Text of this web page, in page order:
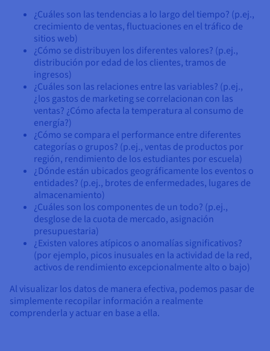
¿Cuáles son las tendencias a lo largo del tiempo? (p.ej.,
crecimiento de ventas, fluctuaciones en el tráfico de
sitios web)
¿Cómo se distribuyen los diferentes valores? (p.ej.,
distribución por edad de los clientes, tramos de
ingresos)
¿Cuáles son las relaciones entre las variables? (p.ej.,
¿los gastos de marketing se correlacionan con las
ventas? ¿Cómo afecta la temperatura al consumo de
energía?)
¿Cómo se compara el performance entre diferentes
categorías o grupos? (p.ej., ventas de productos por
región, rendimiento de los estudiantes por escuela)
¿Dónde están ubicados geográficamente los eventos o
entidades? (p.ej., brotes de enfermedades, lugares de
almacenamiento)
¿Cuáles son los componentes de un todo? (p.ej.,
desglose de la cuota de mercado, asignación
presupuestaria)
¿Existen valores atípicos o anomalías significativos?
(por ejemplo, picos inusuales en la actividad de la red,
activos de rendimiento excepcionalmente alto o bajo)
Al visualizar los datos de manera efectiva, podemos pasar de
simplemente recopilar información a realmente
comprenderla y actuar en base a ella.